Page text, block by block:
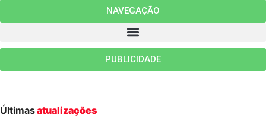
NAVEGAÇÃO
PUBLICIDADE
Últimasatualizações